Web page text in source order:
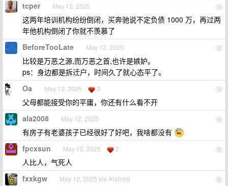
1
tcper May 12, 2025
这两年培训机构纷纷倒闭，买奔驰说不定负债 1000 万，再过两
年他机构倒闭了你就不羡慕了
2
BeforeTooLate May 12, 2025
比较是万恶之源,而万恶之首,也许是嫉妒。
ps：身边都是拆迁户，时间久了就心态平了。
3
Oa May 12, 2025 3
父母都能接受你的平庸，你还有什么看不开
4
ala2008 May 12, 2025
有房子有老婆孩子已经很好了好吧，我啥都没有
5
fpcxsun May 12, 2025 2
人比人，气死人
6
fxxkgw May 12, 2025 via Android